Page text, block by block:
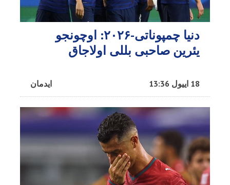
دنیا چمپوناتی-۲۰۲۶: اوچونجو
یئرین صاحبی بللی اولاجاق
ایدمان 18 اییول 13:36